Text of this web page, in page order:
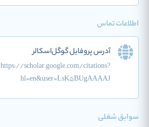
اطلاعات تماس
آدرس پروفایل گوگل‌اسکالر
https://scholar.google.com/citations?
hl=en&user=LsK5BUgAAAAJ
سوابق شغلی